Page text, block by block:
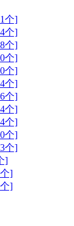
个]
个]
个]
个]
个]
个]
个]
个]
个]
个]
个]
]
]
]